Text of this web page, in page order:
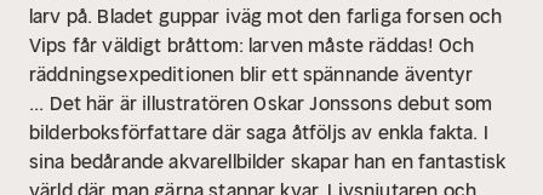
larv på. Bladet guppar iväg mot den farliga forsen och
Vips får väldigt bråttom: larven måste räddas! Och
räddningsexpeditionen blir ett spännande äventyr
... Det här är illustratören Oskar Jonssons debut som
bilderboksförfattare där saga åtföljs av enkla fakta. I
sina bedårande akvarellbilder skapar han en fantastisk
värld där man gärna stannar kvar. Livsnjutaren och